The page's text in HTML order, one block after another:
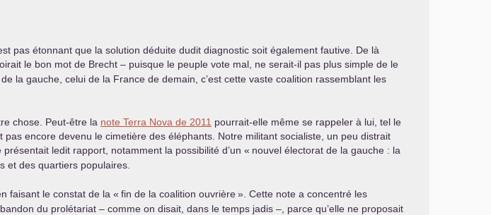
pas étonnant que la solution déduite dudit diagnostic soit également fautive. De là
le bon mot de Brecht – puisque le peuple vote mal, ne serait-il pas plus simple de le
la gauche, celui de la France de demain, c’est cette vaste coalition rassemblant les
chose. Peut-être la note Terra Nova de 2011 pourrait-elle même se rappeler à lui, tel le
pas encore devenu le cimetière des éléphants. Notre militant socialiste, un peu distrait
ledit rapport, notamment la possibilité d’un « nouvel électorat de la gauche : la
et des quartiers populaires.
faisant le constat de la « fin de la coalition ouvrière». Cette note a concentré les
du prolétariat – comme on disait, dans le temps jadis –, parce qu’elle ne proposait